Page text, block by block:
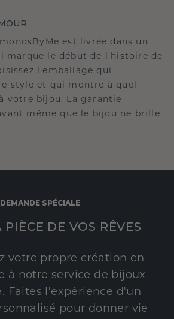
est livrée dans un
marque le début de l'histoire de
l'emballage qui
style et qui montre à quel
votre bijou. La garantie
même que le bijou ne brille.
DEMANDE SPÉCIALE
PIÈCE DE VOS RÊVES
votre propre création en
à notre service de bijoux
Faites l'expérience d'un
pour donner vie